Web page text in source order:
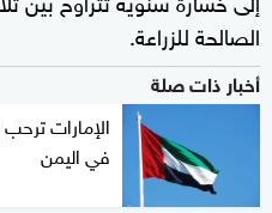
الصالحة للزراعة.
أخبار ذات صلة
الإمارات
في اليمن